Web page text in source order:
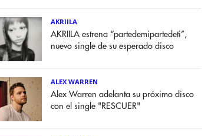
AKRIILA
AKRIILA estrena “partedemipartedeti”,
nuevo single de su esperado disco
ALEX WARREN
Alex Warren adelanta su próximo disco
con el single "RESCUER"